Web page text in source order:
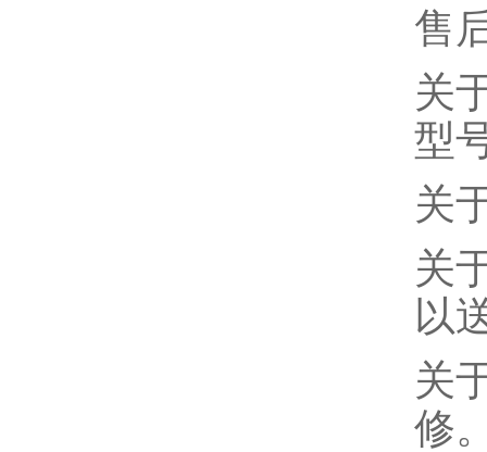
售
关
型
关
关
以
关
修